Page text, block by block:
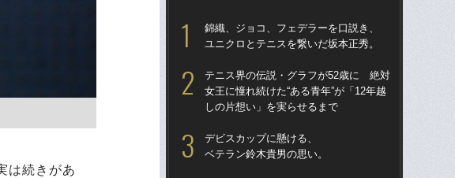
は続きがあ
錦織、ジョコ、フェデラーを口説き、
ユニクロとテニスを繋いだ坂本正秀。
テニス界の伝説・グラフが52歳に 絶対
女王に憧れ続けた“ある青年”が「12年越
しの片想い」を実らせるまで
デビスカップに懸ける、
ベテラン鈴木貴男の思い。